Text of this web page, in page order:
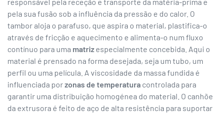
pela sua fusão sob a influência da pressão e do calor. O
tambor aloja o parafuso, que aspira o material, plastifica-o
através de fricção e aquecimento e alimenta-o num fluxo
contínuo para uma matriz especialmente concebida. Aqui o
material é prensado na forma desejada, seja um tubo, um
perfil ou uma película. A viscosidade da massa fundida é
influenciada porzonas de temperatura controlada para
garantir uma distribuição homogénea do material. O canhõe
da extrusora é feito de aço de alta resistência para suportar